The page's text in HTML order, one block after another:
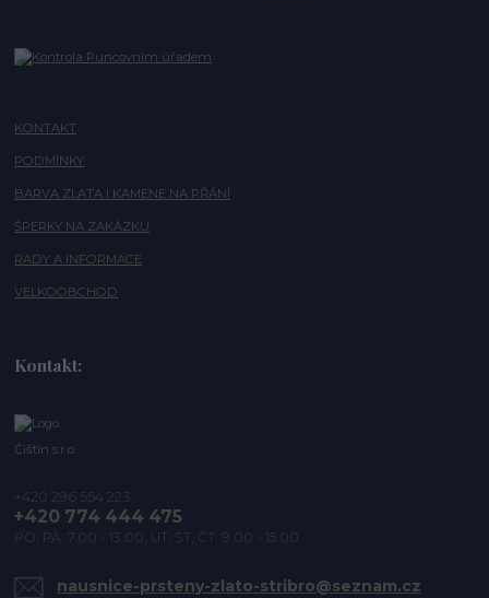
KONTAKT
PODMÍNKY
BARVA ZLATA I KAMENE NA PŘÁNÍ
ŠPERKY NA ZAKÁZKU
RADY A INFORMACE
VELKOOBCHOD
Kontakt:
Čištín s.r.o.
+420 296 554 223
+420 774 444 475
PO, PÁ: 7.00 - 13.00, ÚT, ST, ČT: 9.00 - 15.00
nausnice-prsteny-zlato-stribro@seznam.cz